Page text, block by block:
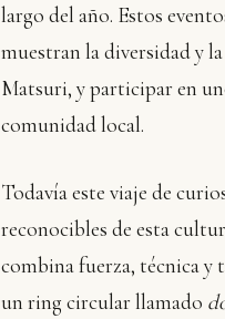
largo del año. Estos
muestran la diversidad y
Matsuri, y participar en
comunidad local.
Todavía este viaje de
reconocibles de esta
combina fuerza, técnica y
un ring circular llamado